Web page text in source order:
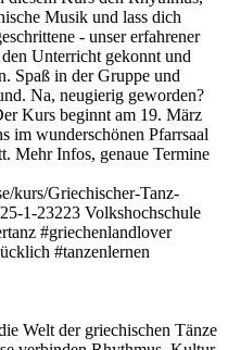
Musik und lass dich
- unser erfahrener
Unterricht gekonnt und
Spaß in der Gruppe und
Na, neugierig geworden?
Kurs beginnt am 19. März
im wunderschönen Pfarrsaal
Mehr Infos, genaue Termine
kurs/Griechischer-Tanz-
1-23223 Volkshochschule
#griechenlandlover
#tanzenlernen